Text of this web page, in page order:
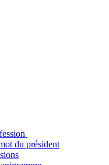
du président